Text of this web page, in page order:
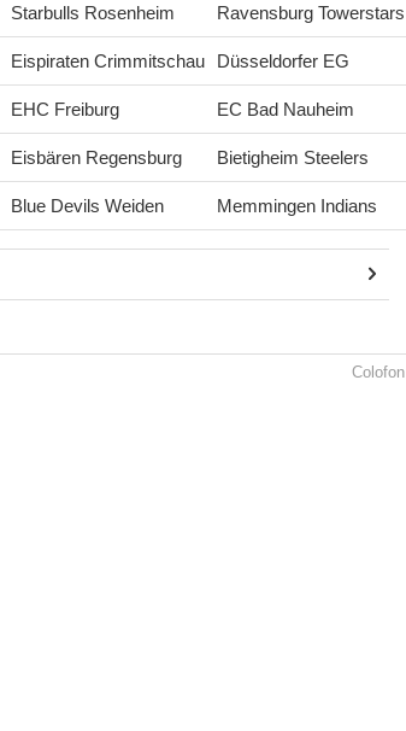
Starbulls Rosenheim Ravensburg Towerstars
Eispiraten Crimmitschau Düsseldorfer EG
EHC Freiburg EC Bad Nauheim
Eisbären Regensburg Bietigheim Steelers
Blue Devils Weiden Memmingen Indians
Colofon